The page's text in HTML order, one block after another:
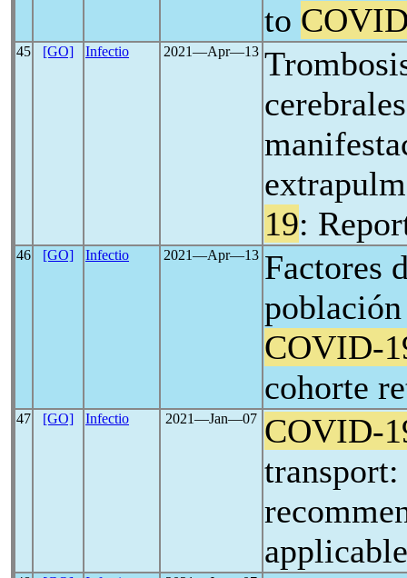
to
45 [GO] Infectio 2021―Apr―13
19:
46 [GO] Infectio 2021―Apr―13 Factores
COVID-
cohorte
47 [GO] Infectio 2021―Jan―07 COVID-